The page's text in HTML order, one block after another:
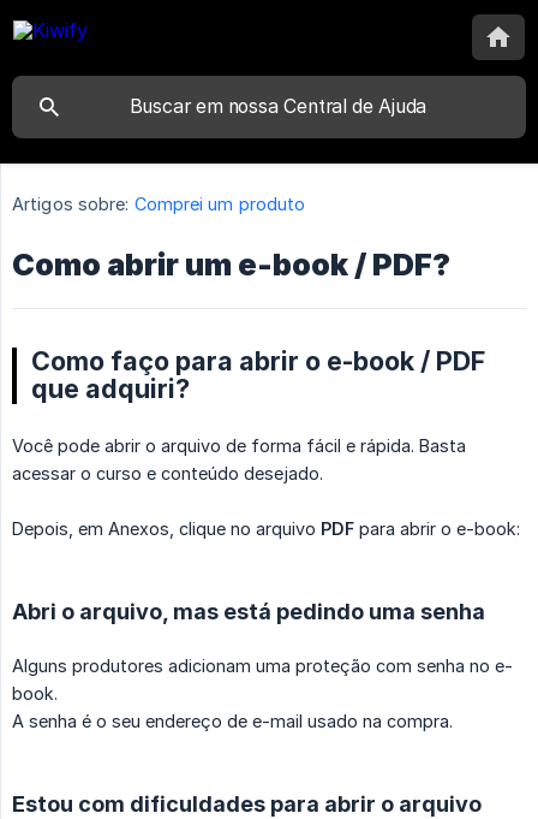
Artigos sobre: Comprei um produto
Como abrir um e-book / PDF?
Como faço para abrir o e-book / PDF
que adquiri?
Você pode abrir o arquivo de forma fácil e rápida. Basta
acessar o curso e conteúdo desejado.
Depois, em Anexos, clique no arquivo PDF para abrir o e-book:
Abri o arquivo, mas está pedindo uma senha
Alguns produtores adicionam uma proteção com senha no e-
book.
A senha é o seu endereço de e-mail usado na compra.
Estou com dificuldades para abrir o arquivo